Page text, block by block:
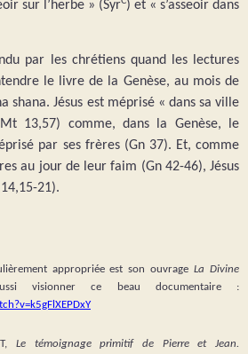
sur l’herbe » (Syr ) et « s’asseoir dans
par les chrétiens quand les lectures
le livre de la Genèse, au mois de
shana. Jésus est méprisé « dans sa ville
13,57) comme, dans la Genèse, le
par ses frères (Gn 37). Et, comme
au jour de leur faim (Gn 42-46), Jésus
21).
appropriée est son ouvrageLa Divine
visionner ce beau documentaire :
Le témoignage primitif de Pierre et Jean.